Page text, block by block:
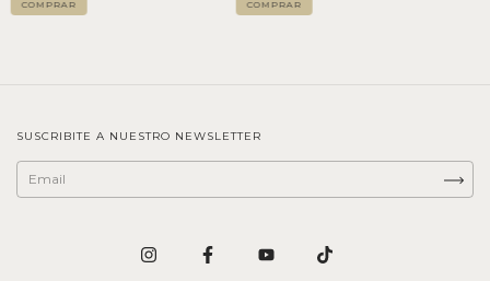
SUSCRIBITE A NUESTRO NEWSLETTER